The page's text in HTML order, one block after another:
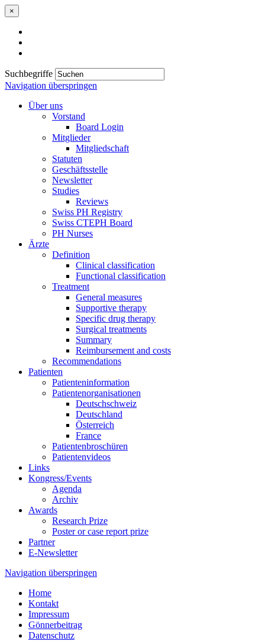
×
Suchbegriffe
Navigation überspringen
Über uns
Vorstand
Board Login
Mitglieder
Mitgliedschaft
Statuten
Geschäftsstelle
Newsletter
Studies
Reviews
Swiss PH Registry
Swiss CTEPH Board
PH Nurses
Ärzte
Definition
Clinical classification
Functional classification
Treatment
General measures
Supportive therapy
Specific drug therapy
Surgical treatments
Summary
Reimbursement and costs
Recommendations
Patienten
Patienteninformation
Patientenorganisationen
Deutschschweiz
Deutschland
Österreich
France
Patientenbroschüren
Patientenvideos
Links
Kongress/Events
Agenda
Archiv
Awards
Research Prize
Poster or case report prize
Partner
E-Newsletter
Navigation überspringen
Home
Kontakt
Impressum
Gönnerbeitrag
Datenschutz